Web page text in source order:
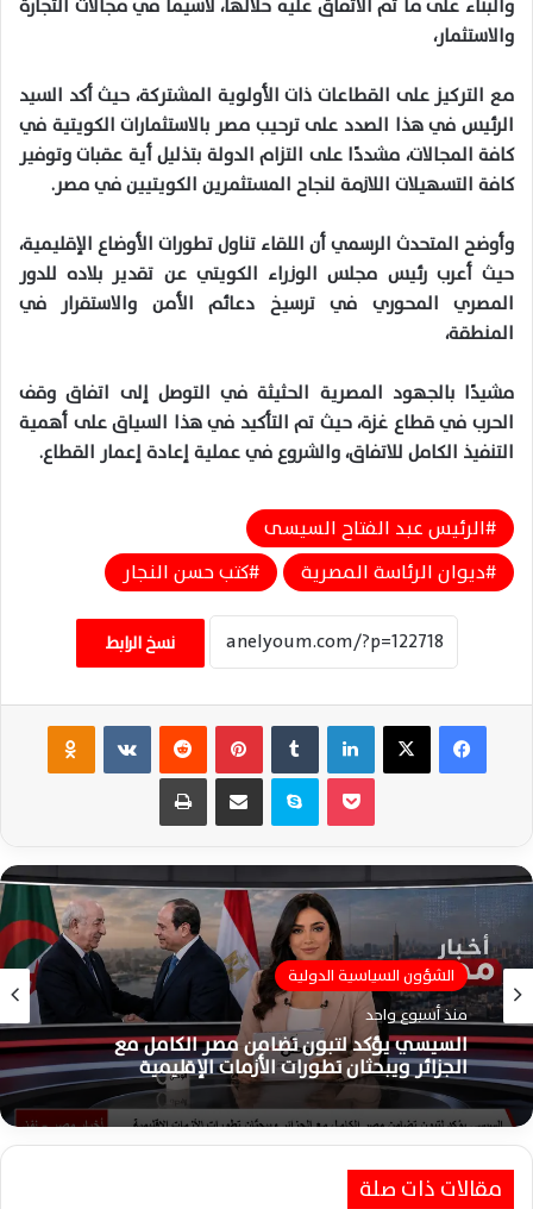
والبناء على ما تم الاتفاق عليه خلالها، لاسيما في مجالات التجارة
والاستثمار،
مع التركيز على القطاعات ذات الأولوية المشتركة، حيث أكد السيد
الرئيس في هذا الصدد على ترحيب مصر بالاستثمارات الكويتية في
كافة المجالات، مشددًا على التزام الدولة بتذليل أية عقبات وتوفير
كافة التسهيلات اللازمة لنجاح المستثمرين الكويتيين في مصر.
وأوضح المتحدث الرسمي أن اللقاء تناول تطورات الأوضاع الإقليمية،
حيث أعرب رئيس مجلس الوزراء الكويتي عن تقدير بلاده للدور
المصري المحوري في ترسيخ دعائم الأمن والاستقرار في
المنطقة،
مشيدًا بالجهود المصرية الحثيثة في التوصل إلى اتفاق وقف
الحرب في قطاع غزة، حيث تم التأكيد في هذا السياق على أهمية
التنفيذ الكامل للاتفاق، والشروع في عملية إعادة إعمار القطاع.
الرئيس عبد الفتاح السيسى
ديوان الرئاسة المصرية
كتب حسن النجار
نسخ الرابط
فيسبوك ‫X لينكدإن بينتيريست ‏VKontakte
سكايب مشاركة عبر البريد طباعة
الشؤون السياسية الدولية
منذ أسبوع واحد
السيسي يؤكد لتبون تضامن مصر الكامل مع
الجزائر ويبحثان تطورات الأزمات الإقليمية
مقالات ذات صلة